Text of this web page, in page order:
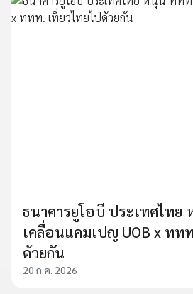
ธนาคารยูโอบี ประเทศไท
เคลื่อนแคมเปญ UOB x ทท
ด้วยกัน
20 ก.ค. 2026